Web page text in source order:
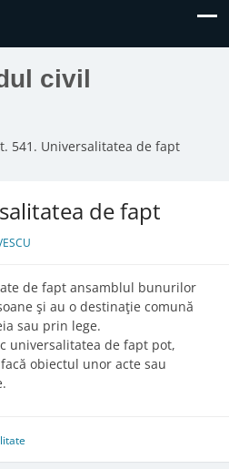
civil
541. Universalitatea de fapt
de fapt
de fapt ansamblul bunurilor
şi au o destinaţie comună
sau prin lege.
universalitatea de fapt pot,
obiectul unor acte sau